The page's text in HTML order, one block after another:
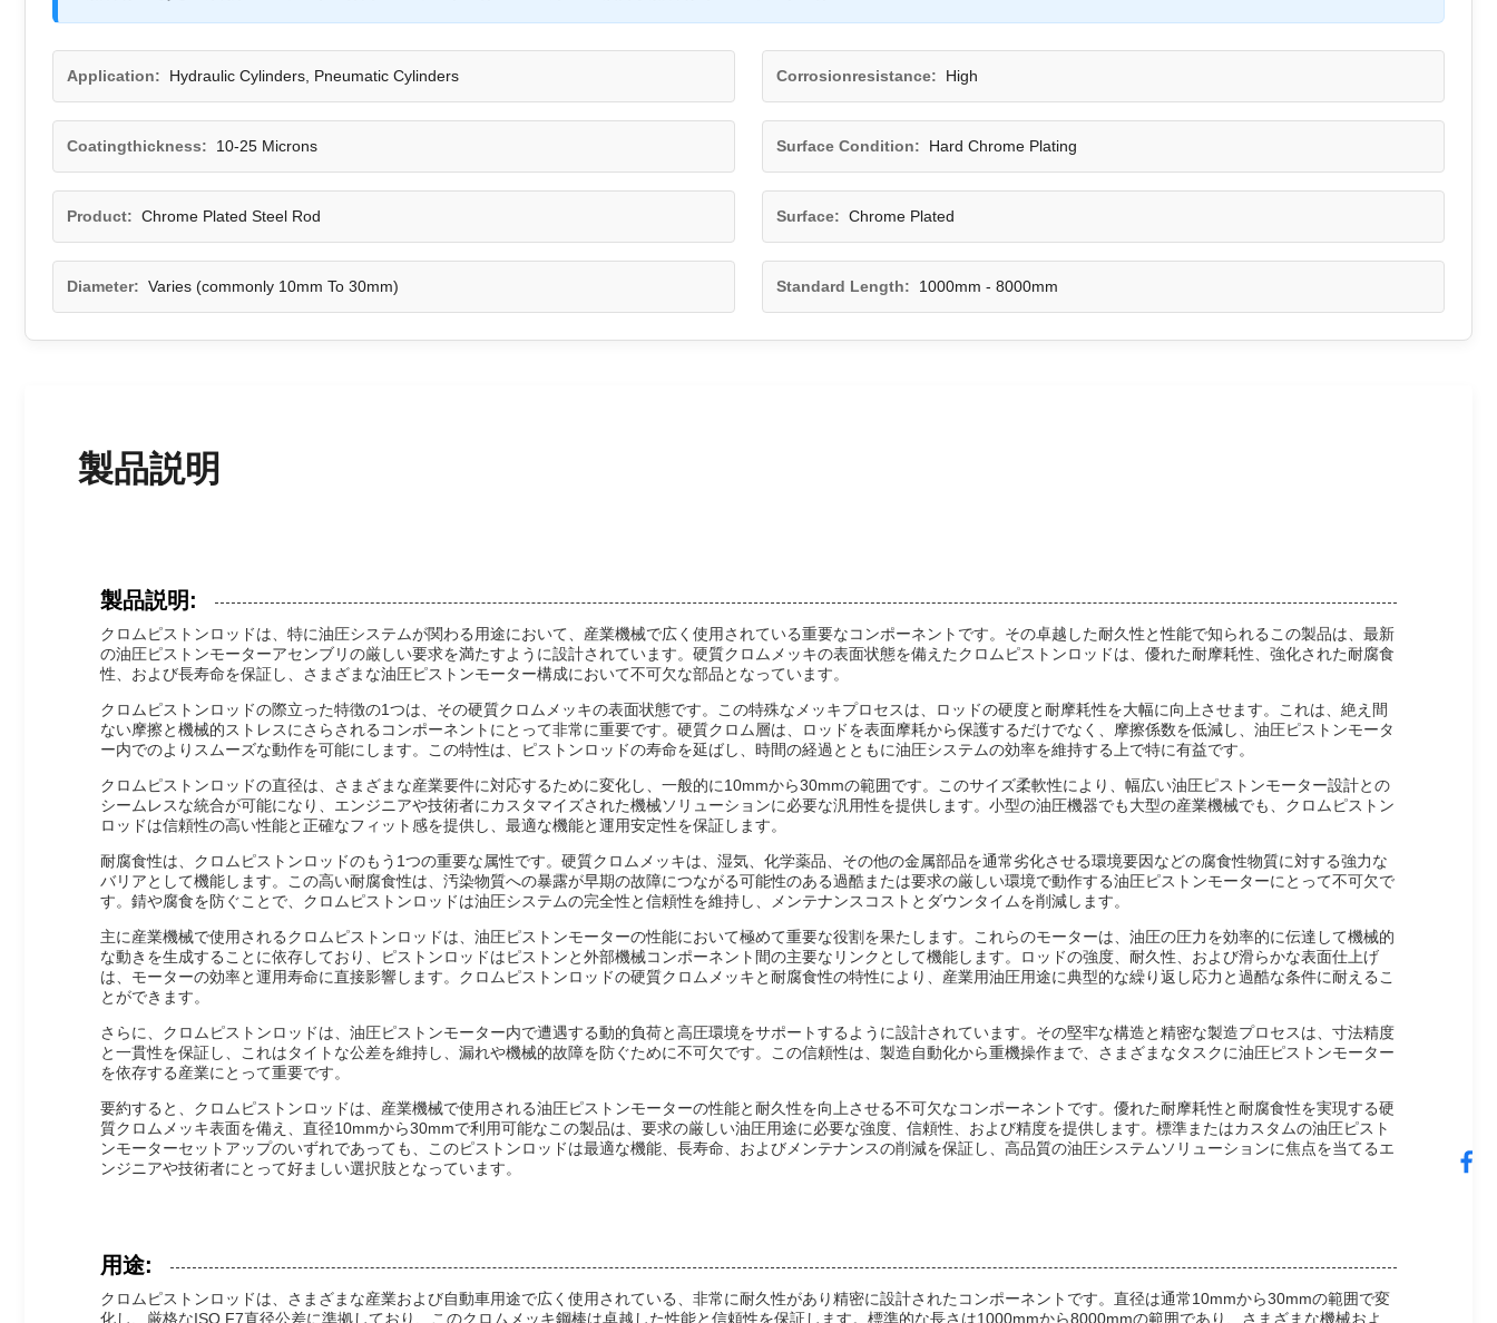
Application: Hydraulic Cylinders, Pneumatic Cylinders Corrosionresistance: High
Coatingthickness: 10-25 Microns Surface Condition: Hard Chrome Plating
Product: Chrome Plated Steel Rod Surface: Chrome Plated
Diameter: Varies (commonly 10mm To 30mm) Standard Length: 1000mm - 8000mm
製品説明
製品説明:
クロムピストンロッドは、特に油圧システムが関わる用途において、産業機械で広く使用されている重要なコンポーネントです。その卓越した耐久性と性能で知られるこの製品は、最新
の油圧ピストンモーターアセンブリの厳しい要求を満たすように設計されています。硬質クロムメッキの表面状態を備えたクロムピストンロッドは、優れた耐摩耗性、強化された耐腐食
性、および長寿命を保証し、さまざまな油圧ピストンモーター構成において不可欠な部品となっています。
クロムピストンロッドの際立った特徴の1つは、その硬質クロムメッキの表面状態です。この特殊なメッキプロセスは、ロッドの硬度と耐摩耗性を大幅に向上させます。これは、絶え間
ない摩擦と機械的ストレスにさらされるコンポーネントにとって非常に重要です。硬質クロム層は、ロッドを表面摩耗から保護するだけでなく、摩擦係数を低減し、油圧ピストンモータ
ー内でのよりスムーズな動作を可能にします。この特性は、ピストンロッドの寿命を延ばし、時間の経過とともに油圧システムの効率を維持する上で特に有益です。
クロムピストンロッドの直径は、さまざまな産業要件に対応するために変化し、一般的に10mmから30mmの範囲です。このサイズ柔軟性により、幅広い油圧ピストンモーター設計との
シームレスな統合が可能になり、エンジニアや技術者にカスタマイズされた機械ソリューションに必要な汎用性を提供します。小型の油圧機器でも大型の産業機械でも、クロムピストン
ロッドは信頼性の高い性能と正確なフィット感を提供し、最適な機能と運用安定性を保証します。
耐腐食性は、クロムピストンロッドのもう1つの重要な属性です。硬質クロムメッキは、湿気、化学薬品、その他の金属部品を通常劣化させる環境要因などの腐食性物質に対する強力な
バリアとして機能します。この高い耐腐食性は、汚染物質への暴露が早期の故障につながる可能性のある過酷または要求の厳しい環境で動作する油圧ピストンモーターにとって不可欠で
す。錆や腐食を防ぐことで、クロムピストンロッドは油圧システムの完全性と信頼性を維持し、メンテナンスコストとダウンタイムを削減します。
主に産業機械で使用されるクロムピストンロッドは、油圧ピストンモーターの性能において極めて重要な役割を果たします。これらのモーターは、油圧の圧力を効率的に伝達して機械的
な動きを生成することに依存しており、ピストンロッドはピストンと外部機械コンポーネント間の主要なリンクとして機能します。ロッドの強度、耐久性、および滑らかな表面仕上げ
は、モーターの効率と運用寿命に直接影響します。クロムピストンロッドの硬質クロムメッキと耐腐食性の特性により、産業用油圧用途に典型的な繰り返し応力と過酷な条件に耐えるこ
とができます。
さらに、クロムピストンロッドは、油圧ピストンモーター内で遭遇する動的負荷と高圧環境をサポートするように設計されています。その堅牢な構造と精密な製造プロセスは、寸法精度
と一貫性を保証し、これはタイトな公差を維持し、漏れや機械的故障を防ぐために不可欠です。この信頼性は、製造自動化から重機操作まで、さまざまなタスクに油圧ピストンモーター
を依存する産業にとって重要です。
要約すると、クロムピストンロッドは、産業機械で使用される油圧ピストンモーターの性能と耐久性を向上させる不可欠なコンポーネントです。優れた耐摩耗性と耐腐食性を実現する硬
質クロムメッキ表面を備え、直径10mmから30mmで利用可能なこの製品は、要求の厳しい油圧用途に必要な強度、信頼性、および精度を提供します。標準またはカスタムの油圧ピスト
ンモーターセットアップのいずれであっても、このピストンロッドは最適な機能、長寿命、およびメンテナンスの削減を保証し、高品質の油圧システムソリューションに焦点を当てるエ
ンジニアや技術者にとって好ましい選択肢となっています。
用途:
クロムピストンロッドは、さまざまな産業および自動車用途で広く使用されている、非常に耐久性があり精密に設計されたコンポーネントです。直径は通常10mmから30mmの範囲で変
化し、厳格なISO F7直径公差に準拠しており、このクロムメッキ鋼棒は卓越した性能と信頼性を保証します。標準的な長さは1000mmから8000mmの範囲であり、さまざまな機械およ